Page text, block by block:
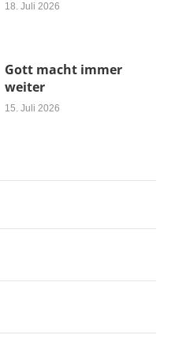
18. Juli 2026
Gott macht immer
weiter
15. Juli 2026